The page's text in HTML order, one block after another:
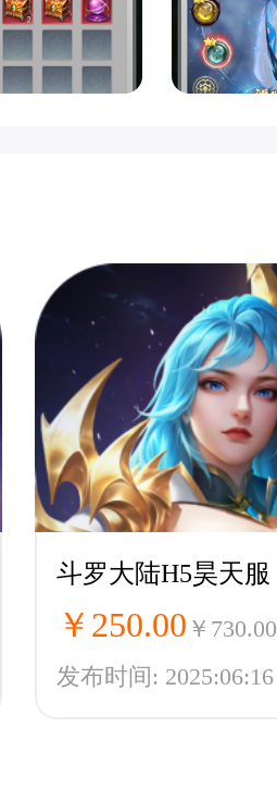
斗罗大陆H5昊天服
￥250.00 ￥730.00
发布时间: 2025:06:16